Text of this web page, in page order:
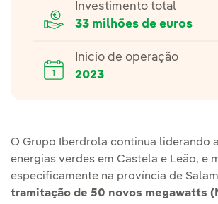
Investimento total
33 milhões de euros
Inicio de operação
2023
O Grupo Iberdrola continua liderando
energias verdes em Castela e Leão, e
especificamente na província de
tramitação de 50 novos megawatts